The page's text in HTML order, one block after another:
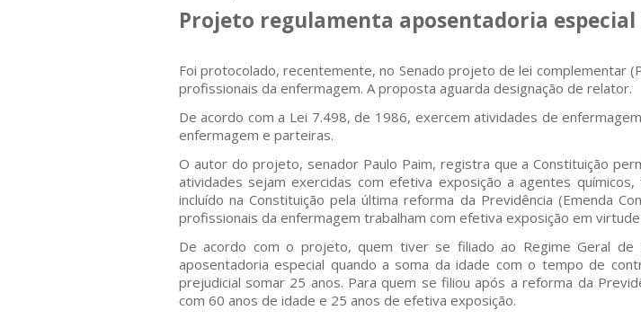
Projeto regulamenta aposentadoria
Foi protocolado, recentemente, no Senado projeto de lei complementar
profissionais da enfermagem. A proposta aguarda designação de relator.
De acordo com a Lei 7.498, de 1986, exercem atividades de
enfermagem e parteiras.
O autor do projeto, senador Paulo Paim, registra que a Constituição
atividades sejam exercidas com efetiva exposição a agentes
incluído na Constituição pela última reforma da Previdência (Emenda
profissionais da enfermagem trabalham com efetiva exposição em
De acordo com o projeto, quem tiver se filiado ao Regime Geral
aposentadoria especial quando a soma da idade com o tempo de
prejudicial somar 25 anos. Para quem se filiou após a reforma da
com 60 anos de idade e 25 anos de efetiva exposição.